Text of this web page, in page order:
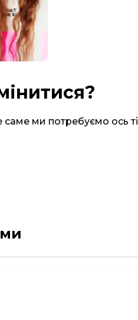
ми потребуємо ось ті